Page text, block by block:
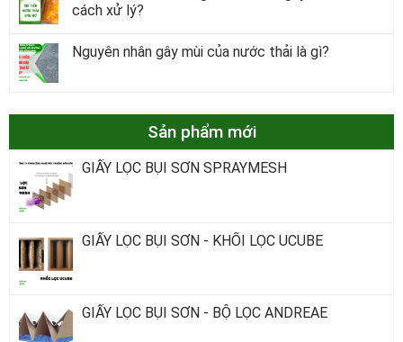
cách xử lý?
Nguyên nhân gây mùi của nước thải là gì?
Sản phẩm mới
GIẤY LỌC BỤI SƠN SPRAYMESH
GIẤY LỌC BỤI SƠN - KHỐI LỌC UCUBE
GIẤY LỌC BỤI SƠN - BỘ LỌC ANDREAE